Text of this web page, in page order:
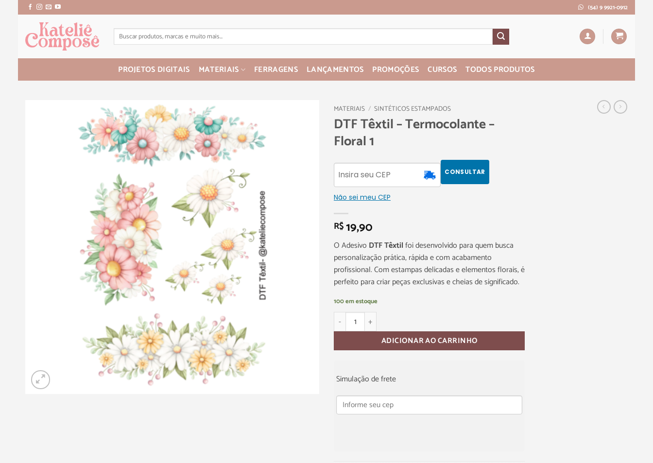
(54) 9 9921-0912
PROJETOS DIGITAIS MATERIAIS FERRAGENS LANÇAMENTOS PROMOÇÕES CURSOS TODOS PRODUTOS
MATERIAIS / SINTÉTICOS ESTAMPADOS
DTF Têxtil – Termocolante –
Floral 1
CONSULTAR
Não sei meu CEP
R$19,90
O Adesivo DTF Têxtilfoi desenvolvido para quem busca
personalização prática, rápida e com acabamento
profissional. Com estampas delicadas e elementos florais, é
perfeito para criar peças exclusivas e cheias de significado.
100 em estoque
ADICIONAR AO CARRINHO
Simulação de frete